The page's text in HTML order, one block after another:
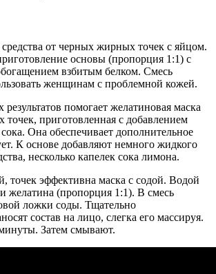
от черных жирных точек с яйцом.
основы (пропорция 1:1) с
взбитым белком. Смесь
женщинам с проблемной кожей.
результатов помогает желатиновая маска
точек, приготовленная с добавлением
Она обеспечивает дополнительное
К основе добавляют немного жидкого
несколько капелек сока лимона.
точек эффективна маска с содой. Водой
желатина (пропорция 1:1). В смесь
ложки соды. Тщательно
состав на лицо, слегка его массируя.
Затем смывают.